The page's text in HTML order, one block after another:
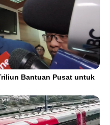
Bantuan Pusat untuk